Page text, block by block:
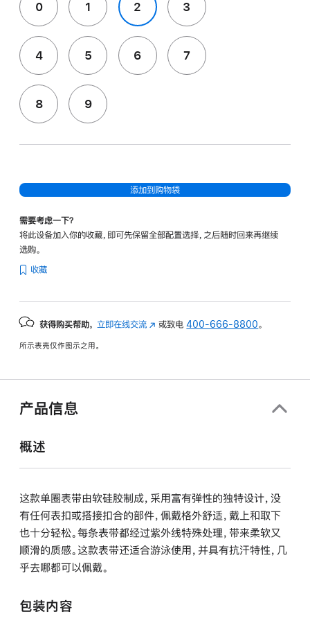
0 1 2 3
4 5 6 7
8 9
添加到购物袋
需要考虑一下？
将此设备加入你的收藏，即可先保留全部配置选择，之后随时回来再继续
选购。
收藏
获得购买帮助， 立即在线交流 (在
中
或致电400-666-8800 。
所示表壳仅作图示之用。
产品信息
概述
这款单圈表带由软硅胶制成，采用富有弹性的独特设计，没
有任何表扣或搭接扣合的部件，佩戴格外舒适，戴上和取下
也十分轻松。每条表带都经过紫外线特殊处理，带来柔软又
顺滑的质感。这款表带还适合游泳使用，并具有抗汗特性，几
乎去哪都可以佩戴。
包装内容